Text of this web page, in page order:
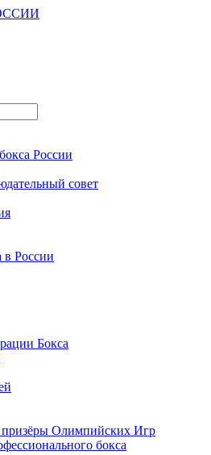
России
совет
в России
Бокса
Олимпийских Игр
бокса